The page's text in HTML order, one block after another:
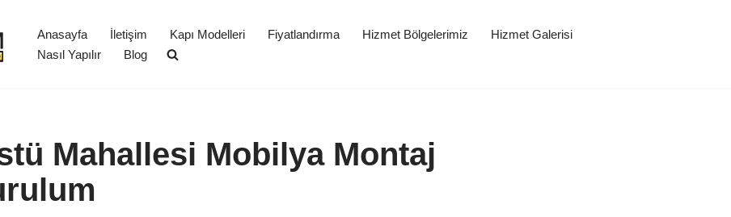
Anasayfa İletişim Kapı Modelleri Fiyatlandırma Hizmet Bölgelerimiz
Hizmet Galerisi
Nasıl Yapılır
Blog
Mahallesi Mobilya Montaj